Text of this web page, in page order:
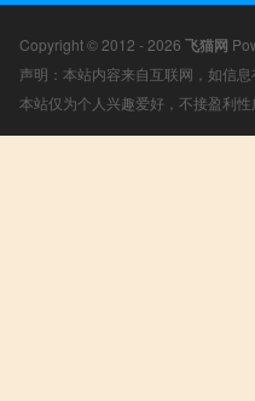
Copyright © 2012 - 2026 飞猫网
声明：本站内容来自互联网，如信
本站仅为个人兴趣爱好，不接盈利